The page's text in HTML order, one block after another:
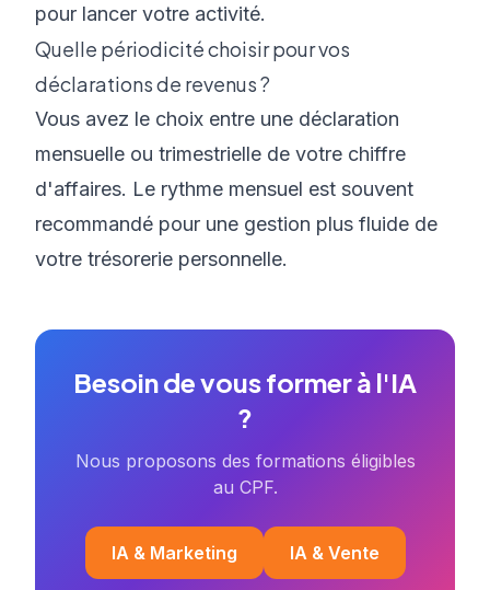
pour lancer votre activité.
Quelle périodicité choisir pour vos
déclarations de revenus ?
Vous avez le choix entre une déclaration
mensuelle ou trimestrielle de votre chiffre
d'affaires. Le rythme mensuel est souvent
recommandé pour une gestion plus fluide de
votre trésorerie personnelle.
Besoin de vous former à l'IA
?
Nous proposons des formations éligibles
au CPF.
IA & Marketing IA & Vente